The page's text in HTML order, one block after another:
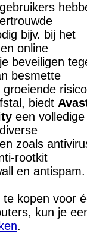
bijv. bij het
online
beveiligen
besmette
risico
biedt
een volledige
zoals
rootkit
en antispam.
kopen voor
kun je
.